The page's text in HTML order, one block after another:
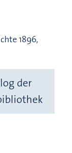
1896,
der